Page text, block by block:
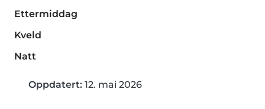
Ettermiddag
Kveld
Natt
Oppdatert: 12. mai 2026